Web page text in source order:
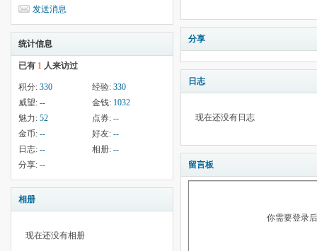
发送消息
统计信息
已有 1 人来访过
积分: 330 经验: 330
威望: -- 金钱: 1032
魅力: 52 点券: --
金币: -- 好友: --
日志: -- 相册: --
分享: --
相册
现在还没有相册
分享
日志
现在还没有日志
留言板
你需要登录